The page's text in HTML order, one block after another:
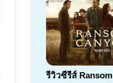
รีวิวซีรีส์